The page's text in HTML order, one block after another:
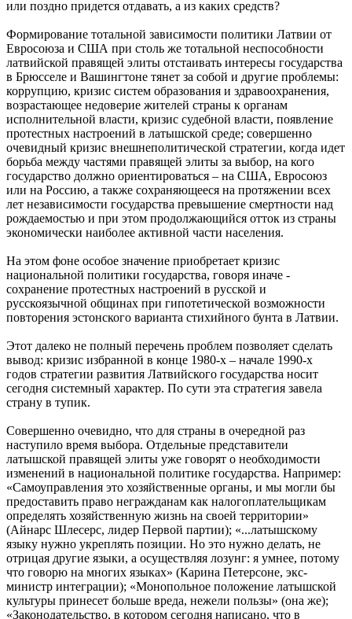
или поздно придется отдавать, а из каких средств?
Формирование тотальной зависимости политики Латвии от
Евросоюза и США при столь же тотальной неспособности
латвийской правящей элиты отстаивать интересы государства
в Брюсселе и Вашингтоне тянет за собой и другие проблемы:
коррупцию, кризис систем образования и здравоохранения,
возрастающее недоверие жителей страны к органам
исполнительной власти, кризис судебной власти, появление
протестных настроений в латышской среде; совершенно
очевидный кризис внешнеполитической стратегии, когда идет
борьба между частями правящей элиты за выбор, на кого
государство должно ориентироваться – на США, Евросоюз
или на Россию, а также сохраняющееся на протяжении всех
лет независимости государства превышение смертности над
рождаемостью и при этом продолжающийся отток из страны
экономически наиболее активной части населения.
На этом фоне особое значение приобретает кризис
национальной политики государства, говоря иначе -
сохранение протестных настроений в русской и
русскоязычной общинах при гипотетической возможности
повторения эстонского варианта стихийного бунта в Латвии.
Этот далеко не полный перечень проблем позволяет сделать
вывод: кризис избранной в конце 1980-х – начале 1990-х
годов стратегии развития Латвийского государства носит
сегодня системный характер. По сути эта стратегия завела
страну в тупик.
Совершенно очевидно, что для страны в очередной раз
наступило время выбора. Отдельные представители
латышской правящей элиты уже говорят о необходимости
изменений в национальной политике государства. Например:
«Самоуправления это хозяйственные органы, и мы могли бы
предоставить право негражданам как налогоплательщикам
определять хозяйственную жизнь на своей территории»
(Айнарс Шлесерс, лидер Первой партии); «...латышскому
языку нужно укреплять позиции. Но это нужно делать, не
отрицая другие языки, а осуществляя лозунг: я умнее, потому
что говорю на многих языках» (Карина Петерсоне, экс-
министр интеграции); «Монопольное положение латышской
культуры принесет больше вреда, нежели пользы» (она же);
«Законодательство, в котором сегодня написано, что в